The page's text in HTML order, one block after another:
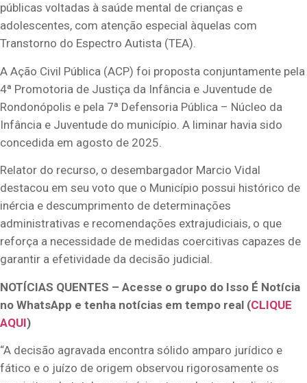
públicas voltadas à saúde mental de crianças e
adolescentes, com atenção especial àquelas com
Transtorno do Espectro Autista (TEA).
A Ação Civil Pública (ACP) foi proposta conjuntamente pela
4ª Promotoria de Justiça da Infância e Juventude de
Rondonópolis e pela 7ª Defensoria Pública – Núcleo da
Infância e Juventude do município. A liminar havia sido
concedida em agosto de 2025.
Relator do recurso, o desembargador Marcio Vidal
destacou em seu voto que o Município possui histórico de
inércia e descumprimento de determinações
administrativas e recomendações extrajudiciais, o que
reforça a necessidade de medidas coercitivas capazes de
garantir a efetividade da decisão judicial.
NOTÍCIAS QUENTES – Acesse o grupo do Isso É Notícia
no WhatsApp e tenha notícias em tempo real (CLIQUE
AQUI)
“A decisão agravada encontra sólido amparo jurídico e
fático e o juízo de origem observou rigorosamente os